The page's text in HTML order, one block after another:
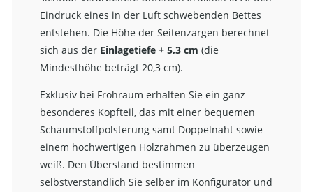
Eindruck eines in der Luft schwebenden Bettes
entstehen. Die Höhe der Seitenzargen berechnet
sich aus der Einlagetiefe + 5,3 cm (die
Mindesthöhe beträgt 20,3 cm).
Exklusiv bei Frohraum erhalten Sie ein ganz
besonderes Kopfteil, das mit einer bequemen
Schaumstoffpolsterung samt Doppelnaht sowie
einem hochwertigen Holzrahmen zu überzeugen
weiß. Den Überstand bestimmen
selbstverständlich Sie selber im Konfigurator und